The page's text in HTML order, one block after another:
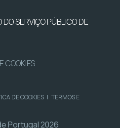
SERVIÇO PÚBLICO DE
COOKIES
DE COOKIES | TERMOS E
Portugal 2026